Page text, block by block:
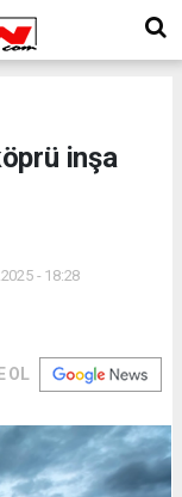
inşa
- 18:28
OL